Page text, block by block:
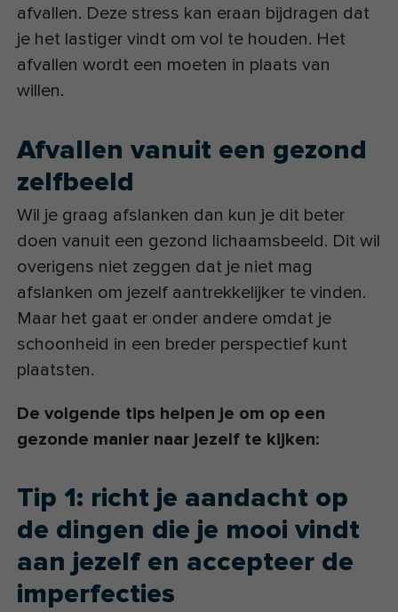
afvallen. Deze stress kan eraan bijdragen dat
je het lastiger vindt om vol te houden. Het
afvallen wordt een moeten in plaats van
willen.
Afvallen vanuit een gezond
zelfbeeld
Wil je graag afslanken dan kun je dit beter
doen vanuit een gezond lichaamsbeeld. Dit wil
overigens niet zeggen dat je niet mag
afslanken om jezelf aantrekkelijker te vinden.
Maar het gaat er onder andere omdat je
schoonheid in een breder perspectief kunt
plaatsten.
De volgende tips helpen je om op een
gezonde manier naar jezelf te kijken:
Tip 1: richt je aandacht op
de dingen die je mooi vindt
aan jezelf en accepteer de
imperfecties